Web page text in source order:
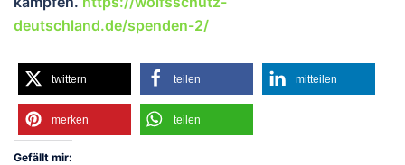
deutschland.de/spenden-2/
twittern teilen mitteilen
merken teilen
Gefällt mir: